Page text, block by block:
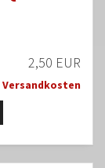
2,50 EUR
Versandkosten